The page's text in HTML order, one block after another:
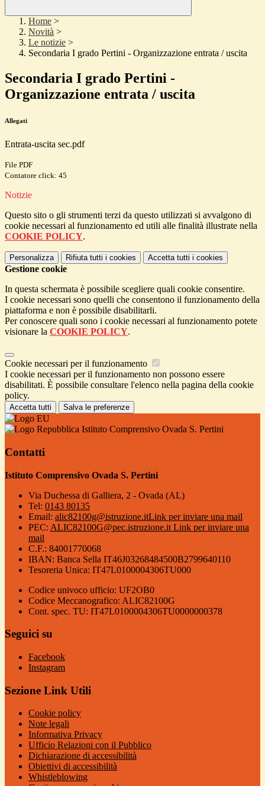
Home >
Novità >
Le notizie >
Secondaria I grado Pertini - Organizzazione entrata / uscita
Secondaria I grado Pertini -
Organizzazione entrata / uscita
Allegati
Entrata-uscita sec.pdf
File PDF
Contatore click: 45
Notizie
Questo sito o gli strumenti terzi da questo utilizzati si avvalgono di
cookie necessari al funzionamento ed utili alle finalità illustrate nella
COOKIE POLICY.
Personalizza Rifiuta tutti i cookies Accetta tutti i cookies
Gestione cookie
In questa schermata è possibile scegliere quali cookie consentire.
I cookie necessari sono quelli che consentono il funzionamento della
piattaforma e non è possibile disabilitarli.
Per conoscere quali sono i cookie necessari al funzionamento potete
visionare la COOKIE POLICY.
Cookie necessari per il funzionamento
I cookie necessari per il funzionamento non possono essere
disabilitati. È possibile consultare l'elenco nella pagina della cookie
policy.
Accetta tutti Salva le preferenze
Istituto Comprensivo Ovada S. Pertini
Contatti
Istituto Comprensivo Ovada S. Pertini
Via Duchessa di Galliera, 2 - Ovada (AL)
Tel: 0143 80135
Email: alic82100g@istruzione.itLink per inviare una mail
PEC: ALIC82100G@pec.istruzione.it Link per inviare una
mail
C.F.: 84001770068
IBAN: Banca Sella IT46J03268484500B2799640110
Tesoreria Unica: IT47L0100004306TU000
Codice univoco ufficio: UF2OB0
Codice Meccanografico: ALIC82100G
Cont. spec. TU: IT47L0100004306TU0000000378
Seguici su
Facebook
Instagram
Sezione Link Utili
Cookie policy
Note legali
Informativa Privacy
Ufficio Relazioni con il Pubblico
Dichiarazione di accessibilità
Obiettivi di accessibilità
Whistleblowing